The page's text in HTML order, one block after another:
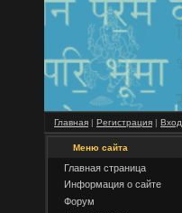
Главная | Регистрация | Вход
Меню сайта
Главная страница
Информация о сайте
Форум